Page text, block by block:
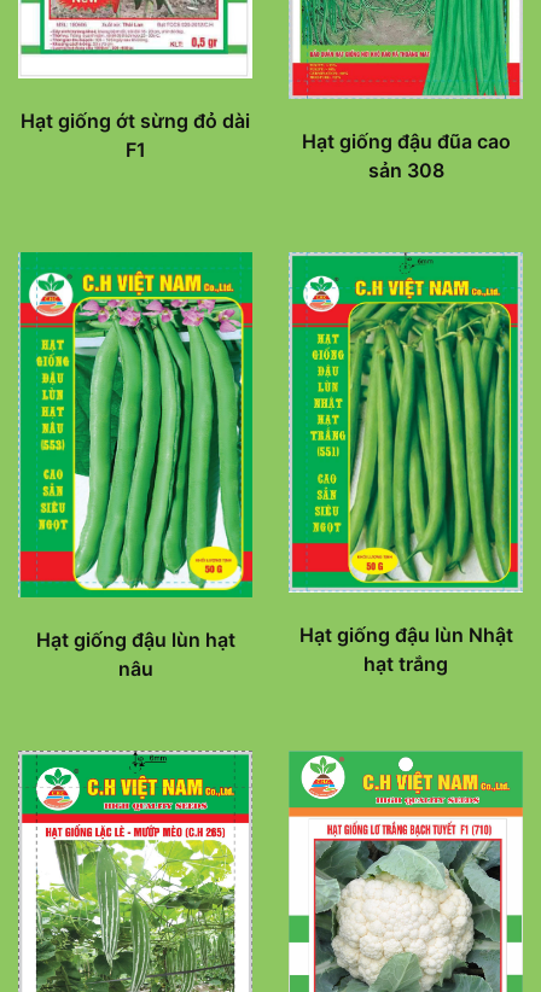
Hạt giống ớt sừng đỏ dài
F1
Hạt giống đậu đũa cao
sản 308
Hạt giống đậu lùn hạt
nâu
Hạt giống đậu lùn Nhật
hạt trắng